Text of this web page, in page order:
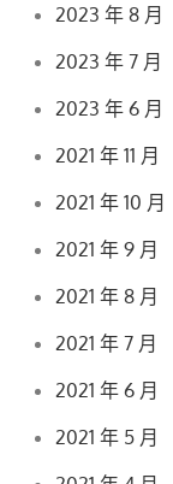
2023 年 8 月
2023 年 7 月
2023 年 6 月
2021 年 11 月
2021 年 10 月
2021 年 9 月
2021 年 8 月
2021 年 7 月
2021 年 6 月
2021 年 5 月